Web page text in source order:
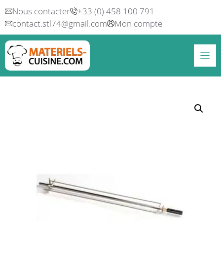
Aller
au
contenu
Nous contacter
+33 (0) 458 100 791
contact.stl74@gmail.com
Mon compte